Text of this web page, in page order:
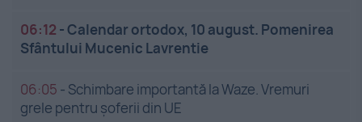
06:12 -Calendar ortodox, 10 august. Pomenirea
Sfântului Mucenic Lavrentie
06:05 - Schimbare importantă la Waze. Vremuri
grele pentru șoferii din UE